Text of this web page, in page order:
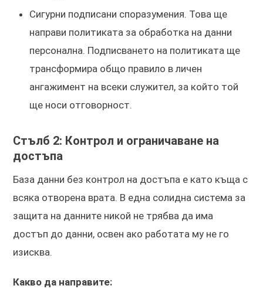
Сигурни подписани споразумения. Това ще
направи политиката за обработка на данни
персонална. Подписването на политиката ще
трансформира общо правило в личен
ангажимент на всеки служител, за който той
ще носи отговорност.
Стълб 2: Контрол и ограничаване на
достъпа
База данни без контрол на достъпа е като къща с
всяка отворена врата. В една солидна система за
защита на данните никой не трябва да има
достъп до данни, освен ако работата му не го
изисква.
Какво да направите: